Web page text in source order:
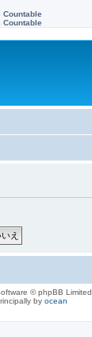
Countable
Countable
© phpBB Limited
by ocean